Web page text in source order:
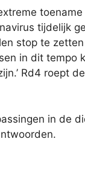
tijdelijk
stop te
in dit tempo
Rd4 roept
in de